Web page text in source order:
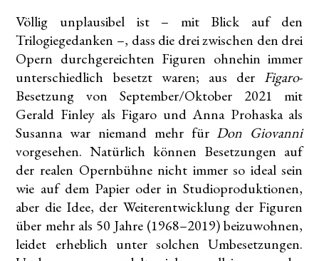
Völlig unplausibel ist – mit Blick auf den
Trilogiegedanken –, dass die drei zwischen den drei
Opern durchgereichten Figuren ohnehin immer
unterschiedlich besetzt waren; aus derFigaro-
Besetzung von September/Oktober 2021 mit
Gerald Finley als Figaro und Anna Prohaska als
Susanna war niemand mehr fürDon Giovanni
vorgesehen. Natürlich können Besetzungen auf
der realen Opernbühne nicht immer so ideal sein
wie auf dem Papier oder in Studioproduktionen,
aber die Idee, der Weiterentwicklung der Figuren
über mehr als 50 Jahre (1968–2019) beizuwohnen,
leidet erheblich unter solchen Umbesetzungen.